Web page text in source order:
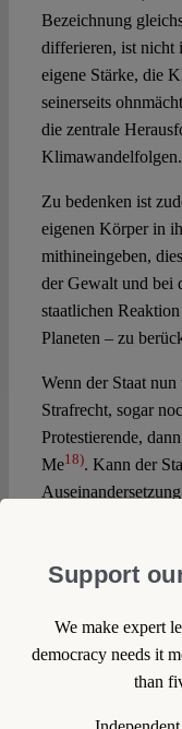
Bezeichnung
differieren, ist nicht
eigene Stärke, die
seinerseits
die zentrale
Klimawandelfolgen.
Zu bedenken ist
eigenen Körper in
mithineingeben,
der Gewalt und bei
staatlichen
Planeten – zu
Wenn der Staat nun
Strafrecht, sogar
Protestierende,
Me18). Kann der
Support
We make expert
democracy needs it
than